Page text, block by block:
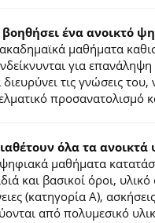
βοηθήσει ένα ανοικτό
μαθήματα
για
διευρύνει τις γνώσεις
προσανατολισμό
όλα τα
μαθήματα
και βασικοί όροι,
(κατηγορία Α),
από πολυμεσικό